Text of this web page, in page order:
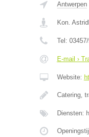
Antwerpen
Kon.
Tel:
E-mail ›
Website:
Catering,
Diensten: